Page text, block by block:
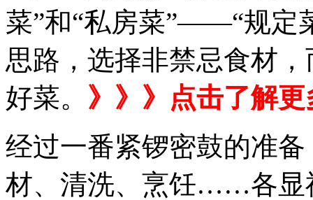
菜”和“私房菜”——“规定
思路，选择非禁忌食材
好菜。 》》》点击了解
经过一番紧锣密鼓的准
材、清洗、烹饪……各显